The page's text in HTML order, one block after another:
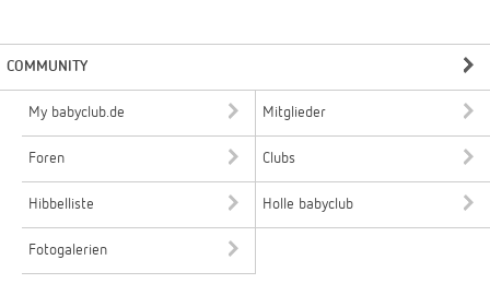
COMMUNITY
My babyclub.de Mitglieder
Foren Clubs
Hibbelliste Holle babyclub
Fotogalerien